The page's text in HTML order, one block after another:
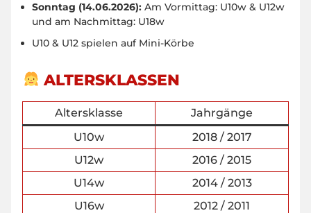
Sonntag (14.06.2026): Am Vormittag: U10w & U12w
und am Nachmittag: U18w
U10 & U12 spielen auf Mini-Körbe
ALTERSKLASSEN
Altersklasse
Jahrgänge
U10w
2018 / 2017
U12w
2016 / 2015
U14w
2014 / 2013
U16w
2012 / 2011